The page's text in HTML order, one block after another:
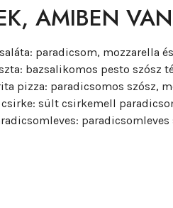
AMIBEN
saláta: paradicsom, mozzarella
bazsalikomos pesto szósz
pizza: paradicsomos szósz,
csirke: sült csirkemell